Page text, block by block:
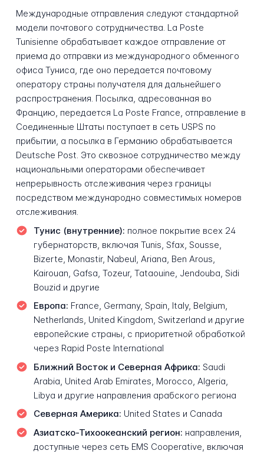
Международные отправления следуют стандартной
модели почтового сотрудничества. La Poste
Tunisienne обрабатывает каждое отправление от
приема до отправки из международного обменного
офиса Туниса, где оно передается почтовому
оператору страны получателя для дальнейшего
распространения. Посылка, адресованная во
Францию, передается La Poste France, отправление в
Соединенные Штаты поступает в сеть USPS по
прибытии, а посылка в Германию обрабатывается
Deutsche Post. Это сквозное сотрудничество между
национальными операторами обеспечивает
непрерывность отслеживания через границы
посредством международно совместимых номеров
отслеживания.
Тунис (внутренние): полное покрытие всех 24
губернаторств, включая Tunis, Sfax, Sousse,
Bizerte, Monastir, Nabeul, Ariana, Ben Arous,
Kairouan, Gafsa, Tozeur, Tataouine, Jendouba, Sidi
Bouzid и другие
Европа: France, Germany, Spain, Italy, Belgium,
Netherlands, United Kingdom, Switzerland и другие
европейские страны, с приоритетной обработкой
через Rapid Poste International
Ближний Восток и Северная Африка: Saudi
Arabia, United Arab Emirates, Morocco, Algeria,
Libya и другие направления арабского региона
Северная Америка: United States и Canada
Азиатско-Тихоокеанский регион: направления,
доступные через сеть EMS Cooperative, включая